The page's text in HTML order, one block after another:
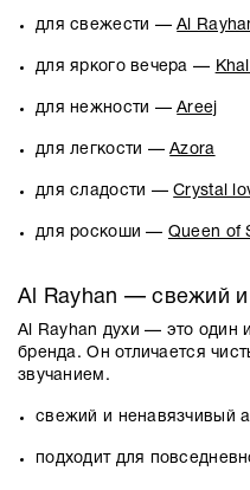
для свежести —Al
для яркого вечера —
для нежности —Areej
для легкости —Azora
для сладости —Crystal
для роскоши — Queen of
Al Rayhan — свежий и
Al Rayhan духи — это один
бренда. Он отличается
звучанием.
свежий и ненавязчивый
подходит для